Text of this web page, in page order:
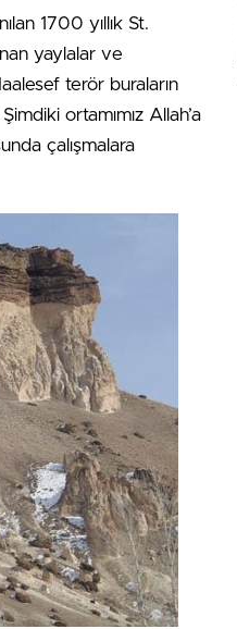
1700 yıllık St.
yaylalar ve
terör buraların
ortamımız Allah’a
çalışmalara